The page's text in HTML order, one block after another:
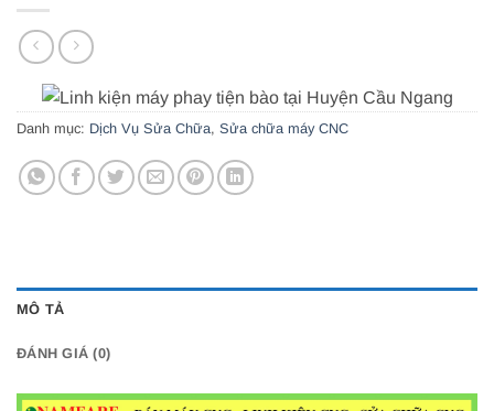
Danh mục: Dịch Vụ Sửa Chữa, Sửa chữa máy CNC
MÔ TẢ
ĐÁNH GIÁ (0)